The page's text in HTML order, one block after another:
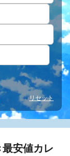
リセット
安値カレ